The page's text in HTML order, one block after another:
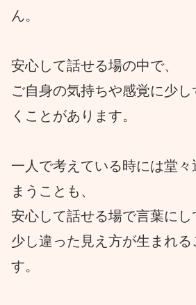
ん。
安心して話せる場の中で、
ご自身の気持ちや感覚に少
くことがあります。
一人で考えている時には堂々
まうことも、
安心して話せる場で言葉にし
少し違った見え方が生まれる
す。